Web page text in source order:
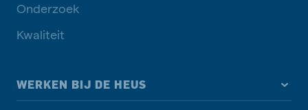
Onderzoek
Kwaliteit
WERKEN BIJ DE HEUS